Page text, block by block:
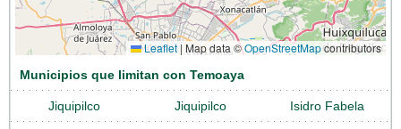
Leaflet |Map data ©OpenStreetMapcontributors
Municipios que limitan con Temoaya
Jiquipilco Jiquipilco Isidro Fabela